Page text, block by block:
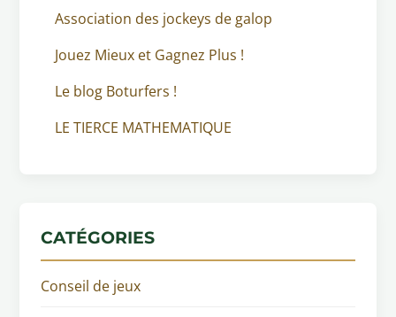
Association des jockeys de galop
Jouez Mieux et Gagnez Plus !
Le blog Boturfers !
LE TIERCE MATHEMATIQUE
CATÉGORIES
Conseil de jeux